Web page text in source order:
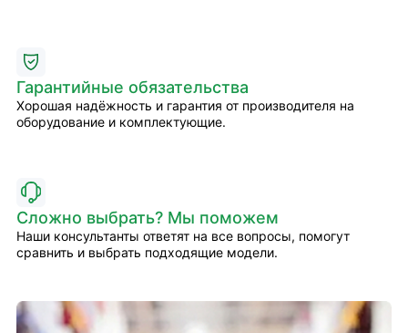
Гарантийные обязательства
Хорошая надёжность и гарантия от производителя на
оборудование и комплектующие.
Сложно выбрать? Мы поможем
Наши консультанты ответят на все вопросы, помогут
сравнить и выбрать подходящие модели.